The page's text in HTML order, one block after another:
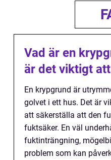
Vad är en
är det viktigt
En krypgrund är
golvet i ett hus. Det är
att säkerställa att den
fuktsäker. En väl
fuktinträngning,
problem som kan